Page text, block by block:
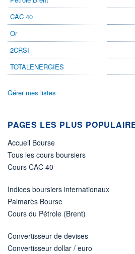
LIMITE À LA
- -
07.08.26 / 21:55:20
Boursobank
CAC 40
Or
2CRSI
TOTALENERGIES
Gérer mes listes
PAGES LES PLUS
Accueil Bourse
Tous les cours boursiers
Cours CAC 40
Indices boursiers internationaux
Palmarès Bourse
Cours du Pétrole (Brent)
Convertisseur de devises
Convertisseur dollar / euro